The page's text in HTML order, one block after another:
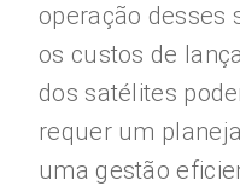
operação desses
os custos de
dos satélites
requer um
uma gestão